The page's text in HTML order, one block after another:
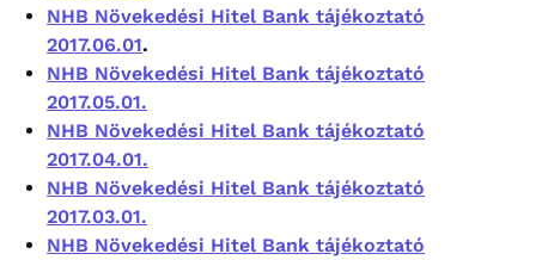
NHB Növekedési Hitel Bank tájékoztató
2017.06.01.
NHB Növekedési Hitel Bank tájékoztató
2017.05.01.
NHB Növekedési Hitel Bank tájékoztató
2017.04.01.
NHB Növekedési Hitel Bank tájékoztató
2017.03.01.
NHB Növekedési Hitel Bank tájékoztató